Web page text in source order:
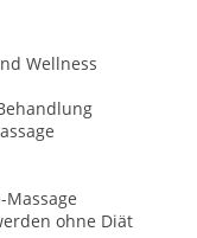
Wellness
Massage
ohne Diät